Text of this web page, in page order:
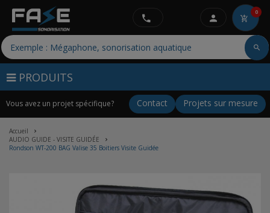
PRODUITS
Vous avez un projet spécifique? Projets sur mesure
Contact
0
Accueil
AUDIO GUIDE - VISITE GUIDÉE
Rondson WT-200 BAG Valise 35 Boitiers Visite Guidée